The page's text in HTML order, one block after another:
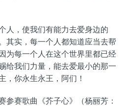
人，使我们有能力去爱身边的
其实，每一个人都知道应当去帮
为每一个人在这个世界里都已经
给我们力量，能去爱最小的那一
，你永生永王，阿们！
参赛歌曲《芥子心》（杨丽芳：